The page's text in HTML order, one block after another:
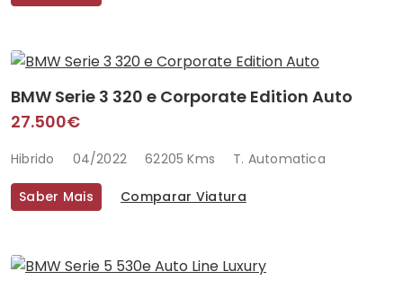
BMW Serie 3 320 e Corporate Edition Auto
27.500€
Hibrido 04/2022 62205 Kms T. Automatica
Saber Mais Comparar Viatura